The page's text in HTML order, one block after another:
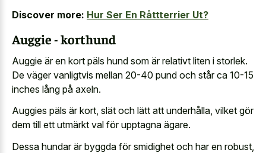
Discover more: Hur Ser En Råttterrier Ut?
Auggie - korthund
Auggie är en kort päls hund som är relativt liten i storlek.
De väger vanligtvis mellan 20-40 pund och står ca 10-15
inches lång på axeln.
Auggies päls är kort, slät och lätt att underhålla, vilket gör
dem till ett utmärkt val för upptagna ägare.
Dessa hundar är byggda för smidighet och har en robust,